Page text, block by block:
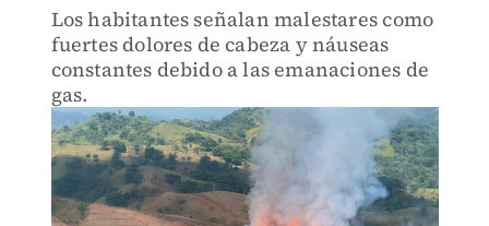
Los habitantes señalan malestares como
fuertes dolores de cabeza y náuseas
constantes debido a las emanaciones de
gas.